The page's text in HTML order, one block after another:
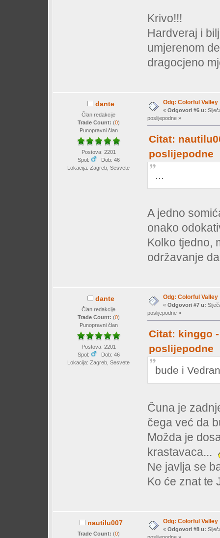
Krivo!!!
Hardveraj i
umjerenom
dragocjeno
dante
Član redakcije
Trade Count: (0)
Punopravni član
Postova: 2201
Spol:
Dob: 46
Lokacija: Zagreb, Sesvete
Odg: Colorful Valley
« Odgovori #6 u:
poslijepodne »
Citat:
poslijepodne
...
A jedno
onako
Kolko tjedno,
održavanje
dante
Član redakcije
Trade Count: (0)
Punopravni član
Postova: 2201
Spol:
Dob: 46
Lokacija: Zagreb, Sesvete
Odg: Colorful Valley
« Odgovori #7 u:
poslijepodne »
Citat: kinggo
poslijepodne
bude i
Čuna je
čega već da
Možda je
krastavaca...
Ne javlja se
Ko će znat
nautilu007
Trade Count: (0)
Odg: Colorful Valley
« Odgovori #8 u: